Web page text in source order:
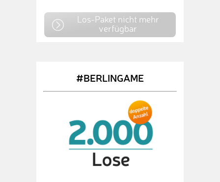
Los-Paket nicht mehr
verfügbar
#BERLINGAME